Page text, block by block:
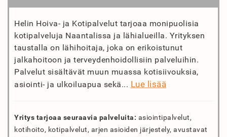
Helin Hoiva- ja Kotipalvelut tarjoaa monipuolisia
kotipalveluja Naantalissa ja lähialueilla. Yrityksen
taustalla on lähihoitaja, joka on erikoistunut
jalkahoitoon ja terveydenhoidollisiin palveluihin.
Palvelut sisältävät muun muassa kotisiivouksia,
asiointi- ja ulkoiluapua sekä... Lue lisää
Yritys tarjoaa seuraavia palveluita: asiointipalvelut,
kotihoito, kotipalvelut, arjen asioiden järjestely, avustavat